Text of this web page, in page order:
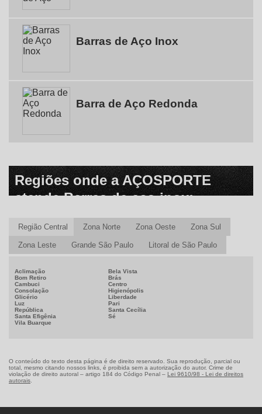
Barras de Aço Inox
Barra de Aço Redonda
Regiões onde a AÇOSPORTE
atende Barras de aço inox:
Região Central Zona Norte Zona Oeste Zona Sul
Zona Leste Grande São Paulo Litoral de São Paulo
Aclimação
Bela Vista
Bom Retiro
Brás
Cambuci
Centro
Consolação
Higienópolis
Glicério
Liberdade
Luz
Pari
República
Santa Cecília
Santa Efigênia
Sé
Vila Buarque
O conteúdo do texto desta página é de direito reservado. Sua reprodução, parcial ou
total, mesmo citando nossos links, é proibida sem a autorização do autor. Crime de
violação de direito autoral – artigo 184 do Código Penal – Lei 9610/98 - Lei de direitos
autorais